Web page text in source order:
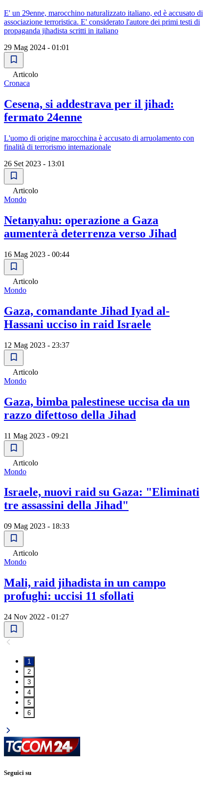
E' un 29enne, marocchino naturalizzato italiano, ed è accusato di
associazione terroristica. E' considerato l'autore dei primi testi di
propaganda jihadista scritti in italiano
29 Mag 2024 - 01:01
Articolo
Cronaca
Cesena, si addestrava per il jihad:
fermato 24enne
L'uomo di origine marocchina è accusato di arruolamento con
finalità di terrorismo internazionale
26 Set 2023 - 13:01
Articolo
Mondo
Netanyahu: operazione a Gaza
aumenterà deterrenza verso Jihad
16 Mag 2023 - 00:44
Articolo
Mondo
Gaza, comandante Jihad Iyad al-
Hassani ucciso in raid Israele
12 Mag 2023 - 23:37
Articolo
Mondo
Gaza, bimba palestinese uccisa da un
razzo difettoso della Jihad
11 Mag 2023 - 09:21
Articolo
Mondo
Israele, nuovi raid su Gaza: "Eliminati
tre assassini della Jihad"
09 Mag 2023 - 18:33
Articolo
Mondo
Mali, raid jihadista in un campo
profughi: uccisi 11 sfollati
24 Nov 2022 - 01:27
1
2
3
4
5
6
Seguici su